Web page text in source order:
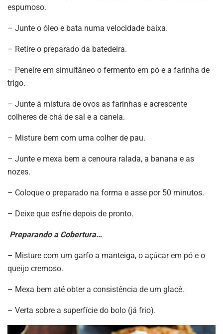
espumoso.
– Junte o óleo e bata numa velocidade baixa.
– Retire o preparado da batedeira.
– Peneire em simultâneo o fermento em pó e a farinha de
trigo.
– Junte à mistura de ovos as farinhas e acrescente
colheres de chá de sal e a canela.
– Misture bem com uma colher de pau.
– Junte e mexa bem a cenoura ralada, a banana e as
nozes.
– Coloque o preparado na forma e asse por 50 minutos.
– Deixe que esfrie depois de pronto.
Preparando a Cobertura…
– Misture com um garfo a manteiga, o açúcar em pó e o
queijo cremoso.
– Mexa bem até obter a consistência de um glacê.
– Verta sobre a superfície do bolo (já frio).